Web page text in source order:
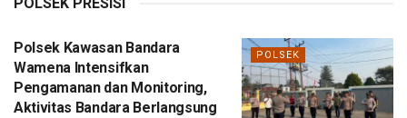
POLSEK
Polsek Kawasan Bandara
Wamena Intensifkan
Pengamanan dan Monitoring,
Aktivitas Bandara Berlangsung